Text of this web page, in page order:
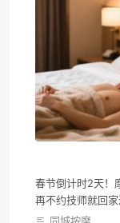
春节倒计时2天！
再不约技师就回
同城按摩